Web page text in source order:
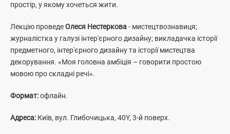
простір, у якому хочеться жити.
Лекцію проведеОлеся Нестеркова- мистецтвознавиця;
журналістка у галузі інтер'єрного дизайну; викладачка історії
предметного, інтер'єрного дизайну та історії мистецтва
декорування. «Моя головна амбіція – говорити простою
мовою про складні речі».
Формат:офлайн.
Адреса: Київ, вул. Глибочицька, 40Y, 3-й поверх.